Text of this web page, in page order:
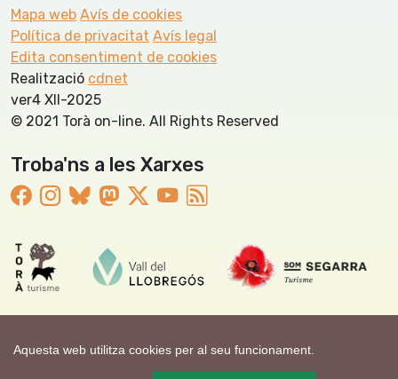
Aquesta web utilitza cookies per al seu funcionament.
Mapa web Avís de cookies
Política de privacitat Avís legal
Edita consentiment de cookies
Realització cdnet
ver4 XII-2025
© 2021 Torà on-line. All Rights Reserved
Troba'ns a les Xarxes